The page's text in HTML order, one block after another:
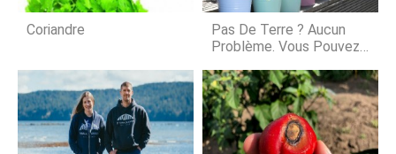
Midwest Auction, a écrit un article de
blog intéressant sur la vente à venir,
qui est men
Coriandre
Pas De Terre ? Aucun
Problème. Vous Pouvez
Des Conteneurs !